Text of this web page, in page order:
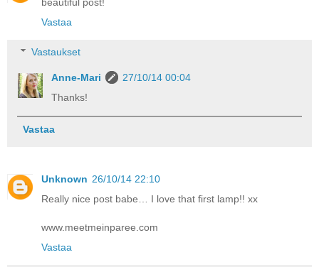
beautiful post!
Vastaa
Vastaukset
Anne-Mari
27/10/14 00:04
Thanks!
Vastaa
Unknown 26/10/14 22:10
Really nice post babe… I love that first lamp!! xx
www.meetmeinparee.com
Vastaa